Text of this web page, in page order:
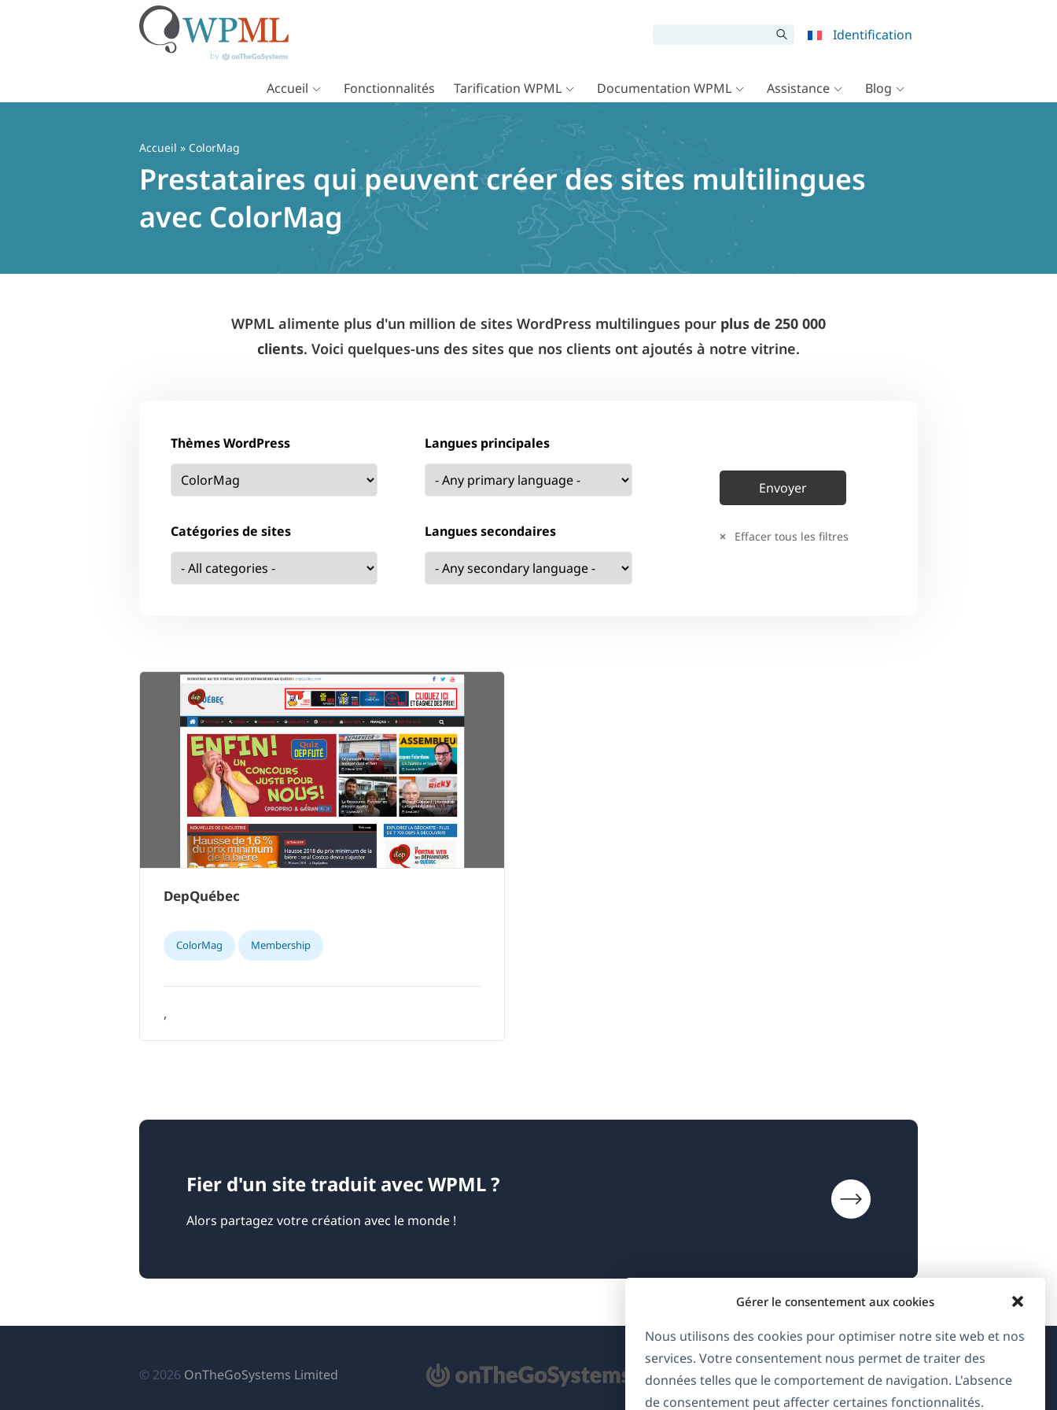
Gérer le consentement aux cookies
Nous utilisons des cookies pour optimiser notre site web et nos
services. Votre consentement nous permet de traiter des
données telles que le comportement de navigation. L'absence
de consentement peut affecter certaines fonctionnalités.
Identification
Accueil Fonctionnalités Tarification WPML Documentation WPML Assistance Blog
Accueil » ColorMag
Prestataires qui peuvent créer des sites multilingues
avec ColorMag
WPML alimente plus d'un million de sites WordPress multilingues pour plus de 250 000
clients. Voici quelques-uns des sites que nos clients ont ajoutés à notre vitrine.
Thèmes WordPress
Catégories de sites
Langues principales
Langues secondaires Effacer tous les filtres
DepQuébec
ColorMag Membership
,
Fier d'un site traduit avec WPML ?
Alors partagez votre création avec le monde !
© 2026 OnTheGoSystems Limited
À propos de WPML
RGPD & Politique de confidentialité